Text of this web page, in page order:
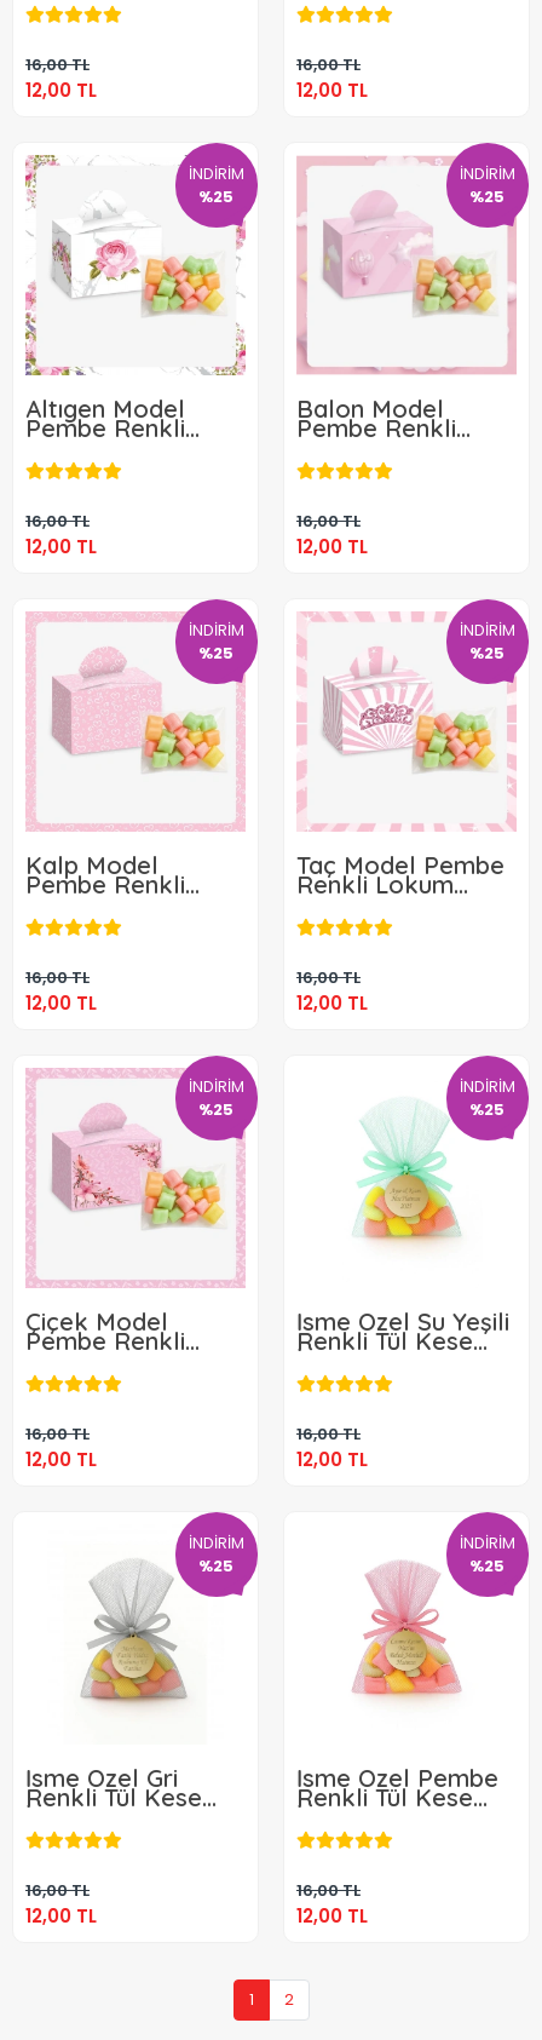
Mevlüt Şekeri
16,00 TL
12,00 TL
Şekeri
16,00 TL
12,00 TL
İNDİRİM
%25
Altıgen Model
Pembe Renkli
Lokum Kutusu ve
Mevlüt Şekeri
16,00 TL
12,00 TL
12,00 TL
İNDİRİM
%25
Balon Model
Pembe Renkli
Lokum Kutusu ve
Mevlüt Şekeri
16,00 TL
12,00 TL
12,00 TL
İNDİRİM
%25
Kalp Model
Pembe Renkli
Lokum Kutusu ve
Mevlüt Şekeri
16,00 TL
12,00 TL
12,00 TL
İNDİRİM
%25
Taç Model Pembe
Renkli Lokum
Kutusu ve Mevlüt
Şekeri
16,00 TL
12,00 TL
12,00 TL
İNDİRİM
%25
Çiçek Model
Pembe Renkli
Lokum Kutusu ve
Mevlüt Şekeri
16,00 TL
12,00 TL
12,00 TL
İNDİRİM
%25
İsme Özel Su Yeşili
Renkli Tül Kese
İçerisinde Mevlüt
Şekeri
16,00 TL
12,00 TL
12,00 TL
İNDİRİM
%25
İsme Özel Gri
Renkli Tül Kese
İçerisinde Mevlüt
Şekeri
16,00 TL
12,00 TL
12,00 TL
İNDİRİM
%25
İsme Özel Pembe
Renkli Tül Kese
İçerisinde Mevlüt
Şekeri
16,00 TL
12,00 TL
12,00 TL
1 2